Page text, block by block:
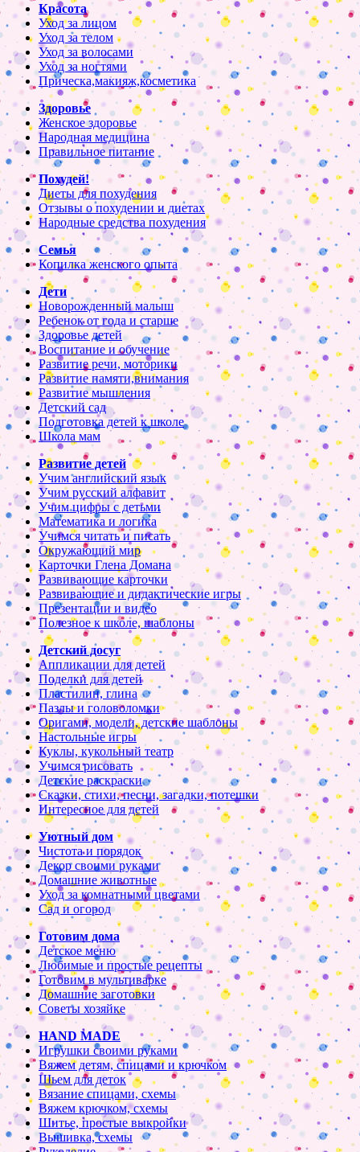
Красота
Уход за лицом
Уход за телом
Уход за волосами
Уход за ногтями
Прическа,макияж,косметика
Здоровье
Женское здоровье
Народная медицина
Правильное питание
Похудей!
Диеты для похудения
Отзывы о похудении и диетах
Народные средства похудения
Семья
Копилка женского опыта
Дети
Новорожденный малыш
Ребенок от года и старше
Здоровье детей
Воспитание и обучение
Развитие речи, моторики
Развитие памяти,внимания
Развитие мышления
Детский сад
Подготовка детей к школе
Школа мам
Развитие детей
Учим английский язык
Учим русский алфавит
Учим цифры с детьми
Математика и логика
Учимся читать и писать
Окружающий мир
Карточки Глена Домана
Развивающие карточки
Развивающие и дидактические игры
Презентации и видео
Полезное к школе, шаблоны
Детский досуг
Аппликации для детей
Поделки для детей
Пластилин, глина
Пазлы и головоломки
Оригами, модели, детские шаблоны
Настольные игры
Куклы, кукольный театр
Учимся рисовать
Детские раскраски
Сказки, стихи, песни, загадки, потешки
Интересное для детей
Уютный дом
Чистота и порядок
Декор своими руками
Домашние животные
Уход за комнатными цветами
Сад и огород
Готовим дома
Детское меню
Любимые и простые рецепты
Готовим в мультиварке
Домашние заготовки
Советы хозяйке
HAND MADE
Игрушки своими руками
Вяжем детям, спицами и крючком
Шьем для деток
Вязание спицами, схемы
Вяжем крючком, схемы
Шитье, простые выкройки
Вышивка, схемы